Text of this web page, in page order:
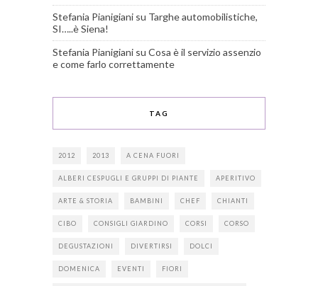
Stefania Pianigiani su Targhe automobilistiche,
SI…..è Siena!
Stefania Pianigiani su Cosa è il servizio assenzio
e come farlo correttamente
TAG
2012 2013 A CENA FUORI
ALBERI CESPUGLI E GRUPPI DI PIANTE APERITIVO
ARTE & STORIA BAMBINI CHEF CHIANTI
CIBO CONSIGLI GIARDINO CORSI CORSO
DEGUSTAZIONI DIVERTIRSI DOLCI
DOMENICA EVENTI FIORI